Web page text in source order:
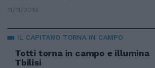
11/11/2018
IL CAPITANO TORNA IN CAMPO
Totti torna in campo e illumina
Tbilisi